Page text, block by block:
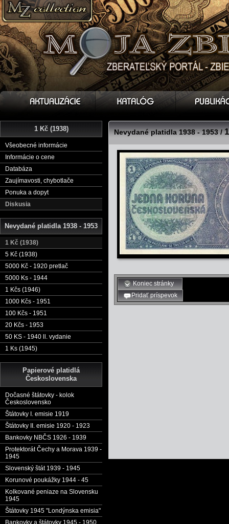
1 Kč (1938)
Všeobecné informácie
Informácie o cene
Databáza
Zaujímavosti, chybotlače
Ponuka a dopyt
Diskusia
Nevydané platidla 1938 - 1953
1 Kč (1938)
5 Kč (1938)
5000 Kč - 1920 pretlač
5000 Ks - 1944
1 Kčs (1946)
1000 Kčs - 1951
100 Kčs - 1951
20 Kčs - 1953
50 KS - 1940 ll. vydanie
1 Ks (1945)
Papierové platidlá
Československa
Dočasné štátovky - kolok
Československo
Štátovky I. emisie 1919
Štátovky II. emisie 1920 - 1923
Bankovky NBČS 1926 - 1939
Protektorát Čechy a Morava 1939 -
1945
Slovenský štát 1939 - 1945
Korunové poukážky 1944 - 45
Kolkované peniaze na Slovensku
1945
Štátovky 1945 "Londýnska emisia"
Bankovky a štátovky 1945 - 1950
Nevydané platidla 1938 - 1953 /
Koniec stránky
Pridať príspevok